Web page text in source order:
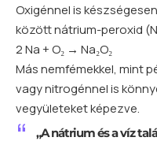
Oxigénnel is
között nátrium-peroxid
2 Na + O₂ → Na₂O₂
Más nemfémekkel, mint
vagy nitrogénnel is
vegyületeket képezve.
„A nátrium és a víz